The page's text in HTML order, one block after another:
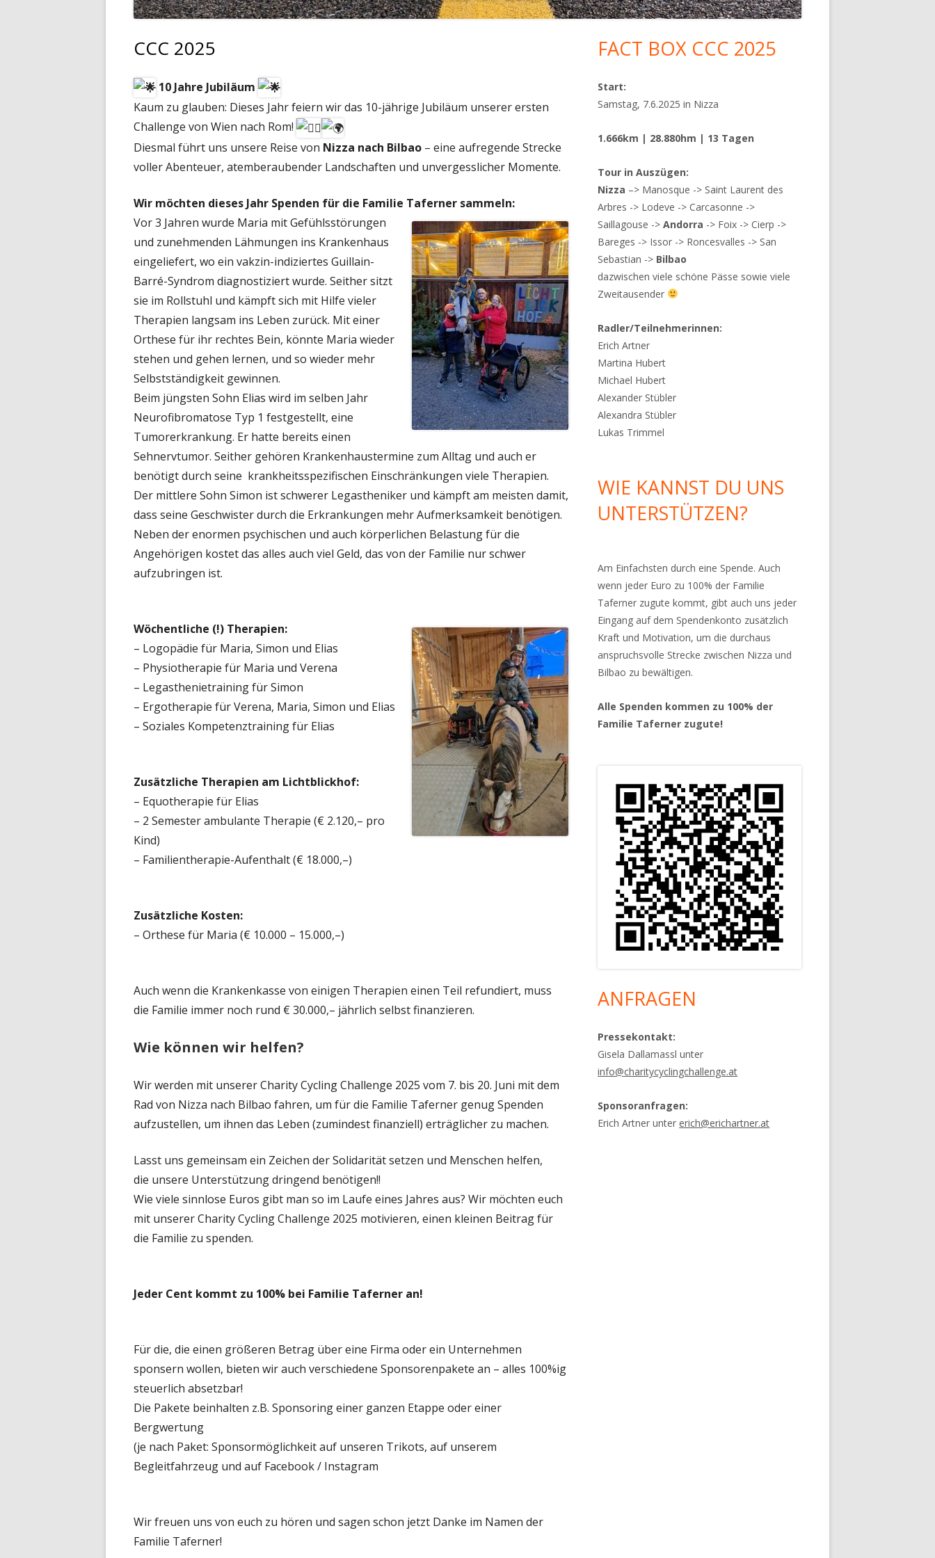
CCC 2025
10 Jahre Jubiläum
Kaum zu glauben: Dieses Jahr feiern wir das 10-jährige Jubiläum unserer ersten
Challenge von Wien nach Rom!
Diesmal führt uns unsere Reise von Nizza nach Bilbao – eine aufregende Strecke
voller Abenteuer, atemberaubender Landschaften und unvergesslicher Momente.
Wir möchten dieses Jahr Spenden für die Familie Taferner sammeln:
Vor 3 Jahren wurde Maria mit Gefühlsstörungen
und zunehmenden Lähmungen ins Krankenhaus
eingeliefert, wo ein vakzin-indiziertes Guillain-
Barré-Syndrom diagnostiziert wurde. Seither sitzt
sie im Rollstuhl und kämpft sich mit Hilfe vieler
Therapien langsam ins Leben zurück. Mit einer
Orthese für ihr rechtes Bein, könnte Maria wieder
stehen und gehen lernen, und so wieder mehr
Selbstständigkeit gewinnen.
Beim jüngsten Sohn Elias wird im selben Jahr
Neurofibromatose Typ 1 festgestellt, eine
Tumorerkrankung. Er hatte bereits einen
Sehnervtumor. Seither gehören Krankenhaustermine zum Alltag und auch er
benötigt durch seine krankheitsspezifischen Einschränkungen viele Therapien.
Der mittlere Sohn Simon ist schwerer Legastheniker und kämpft am meisten damit,
dass seine Geschwister durch die Erkrankungen mehr Aufmerksamkeit benötigen.
Neben der enormen psychischen und auch körperlichen Belastung für die
Angehörigen kostet das alles auch viel Geld, das von der Familie nur schwer
aufzubringen ist.
Wöchentliche (!) Therapien:
– Logopädie für Maria, Simon und Elias
– Physiotherapie für Maria und Verena
– Legasthenietraining für Simon
– Ergotherapie für Verena, Maria, Simon und Elias
– Soziales Kompetenztraining für Elias
Zusätzliche Therapien am Lichtblickhof:
– Equotherapie für Elias
– 2 Semester ambulante Therapie (€ 2.120,– pro
Kind)
– Familientherapie-Aufenthalt (€ 18.000,–)
Zusätzliche Kosten:
– Orthese für Maria (€ 10.000 – 15.000,–)
Auch wenn die Krankenkasse von einigen Therapien einen Teil refundiert, muss
die Familie immer noch rund € 30.000,– jährlich selbst finanzieren.
Wie können wir helfen?
Wir werden mit unserer Charity Cycling Challenge 2025 vom 7. bis 20. Juni mit dem
Rad von Nizza nach Bilbao fahren, um für die Familie Taferner genug Spenden
aufzustellen, um ihnen das Leben (zumindest finanziell) erträglicher zu machen.
Lasst uns gemeinsam ein Zeichen der Solidarität setzen und Menschen helfen,
die unsere Unterstützung dringend benötigen!!
Wie viele sinnlose Euros gibt man so im Laufe eines Jahres aus? Wir möchten euch
mit unserer Charity Cycling Challenge 2025 motivieren, einen kleinen Beitrag für
die Familie zu spenden.
Jeder Cent kommt zu 100% bei Familie Taferner an!
Für die, die einen größeren Betrag über eine Firma oder ein Unternehmen
sponsern wollen, bieten wir auch verschiedene Sponsorenpakete an – alles 100%ig
steuerlich absetzbar!
Die Pakete beinhalten z.B. Sponsoring einer ganzen Etappe oder einer
Bergwertung
(je nach Paket: Sponsormöglichkeit auf unseren Trikots, auf unserem
Begleitfahrzeug und auf Facebook / Instagram
Wir freuen uns von euch zu hören und sagen schon jetzt Danke im Namen der
Familie Taferner!
Haupt-
Seitenleiste
FACT BOX CCC 2025
Start:
Samstag, 7.6.2025 in Nizza
1.666km | 28.880hm | 13 Tagen
Tour in Auszügen:
Nizza –> Manosque -> Saint Laurent des
Arbres -> Lodeve -> Carcasonne ->
Saillagouse ->Andorra -> Foix -> Cierp ->
Bareges -> Issor -> Roncesvalles -> San
Sebastian -> Bilbao
dazwischen viele schöne Pässe sowie viele
Zweitausender
Radler/Teilnehmerinnen:
Erich Artner
Martina Hubert
Michael Hubert
Alexander Stübler
Alexandra Stübler
Lukas Trimmel
WIE KANNST DU UNS
UNTERSTÜTZEN?
Am Einfachsten durch eine Spende. Auch
wenn jeder Euro zu 100% der Familie
Taferner zugute kommt, gibt auch uns jeder
Eingang auf dem Spendenkonto zusätzlich
Kraft und Motivation, um die durchaus
anspruchsvolle Strecke zwischen Nizza und
Bilbao zu bewältigen.
Alle Spenden kommen zu 100% der
Familie Taferner zugute!
ANFRAGEN
Pressekontakt:
Gisela Dallamassl unter
info@charitycyclingchallenge.at
Sponsoranfragen:
Erich Artner unter erich@erichartner.at